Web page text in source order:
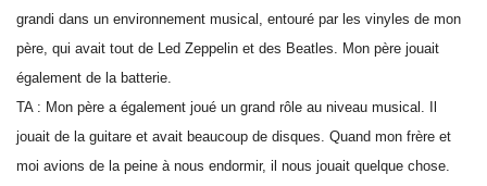
grandi dans un environnement musical, entouré par les vinyles de mon
père, qui avait tout de Led Zeppelin et des Beatles. Mon père jouait
également de la batterie.
TA : Mon père a également joué un grand rôle au niveau musical. Il
jouait de la guitare et avait beaucoup de disques. Quand mon frère et
moi avions de la peine à nous endormir, il nous jouait quelque chose.